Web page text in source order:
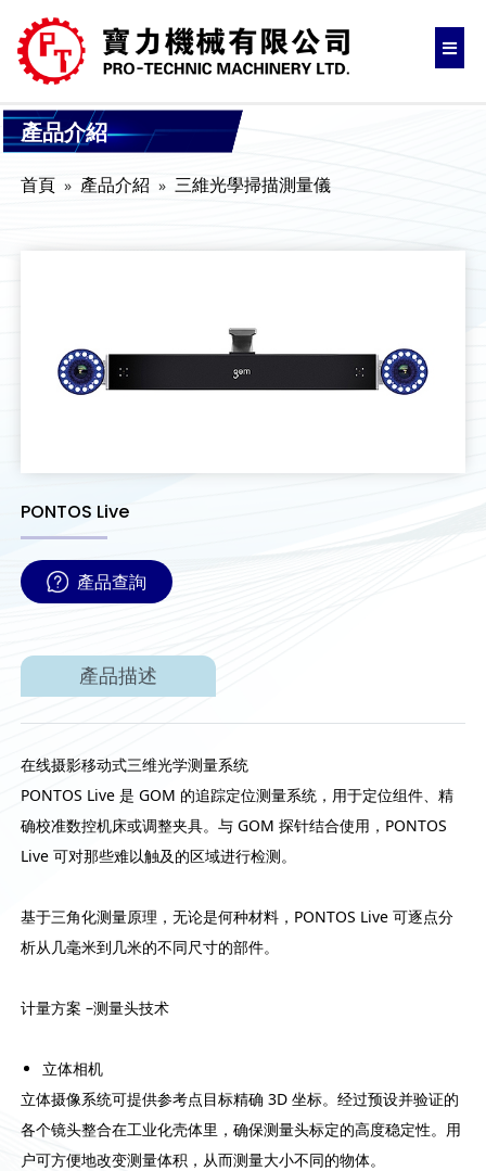
產品介紹
首頁 產品介紹 三維光學掃描測量儀
PONTOS Live
產品查詢
產品描述
在线摄影移动式三维光学测量系统
PONTOS Live 是 GOM 的追踪定位测量系统，用于定位组件、精
确校准数控机床或调整夹具。与 GOM 探针结合使用，PONTOS
Live 可对那些难以触及的区域进行检测。
基于三角化测量原理，无论是何种材料，PONTOS Live 可逐点分
析从几毫米到几米的不同尺寸的部件。
计量方案 –测量头技术
立体相机
立体摄像系统可提供参考点目标精确 3D 坐标。经过预设并验证的
各个镜头整合在工业化壳体里，确保测量头标定的高度稳定性。用
户可方便地改变测量体积，从而测量大小不同的物体。